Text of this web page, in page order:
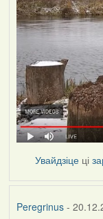
Увайдзіце ці
Peregrinus-